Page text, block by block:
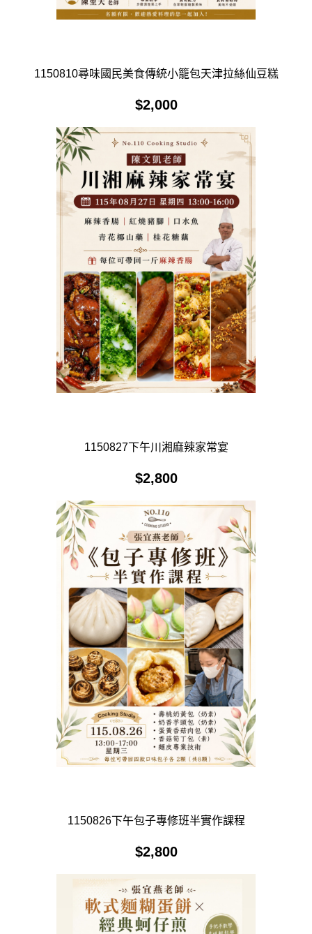
1150810尋味國民美食傳統小籠包天津拉絲仙豆糕
$2,000
1150827下午川湘麻辣家常宴
$2,800
1150826下午包子專修班半實作課程
$2,800